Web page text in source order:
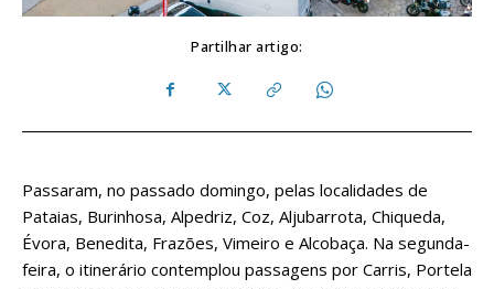
Partilhar artigo:
Passaram, no passado domingo, pelas localidades de
Pataias, Burinhosa, Alpedriz, Coz, Aljubarrota, Chiqueda,
Évora, Benedita, Frazões, Vimeiro e Alcobaça. Na segunda-
feira, o itinerário contemplou passagens por Carris, Portela